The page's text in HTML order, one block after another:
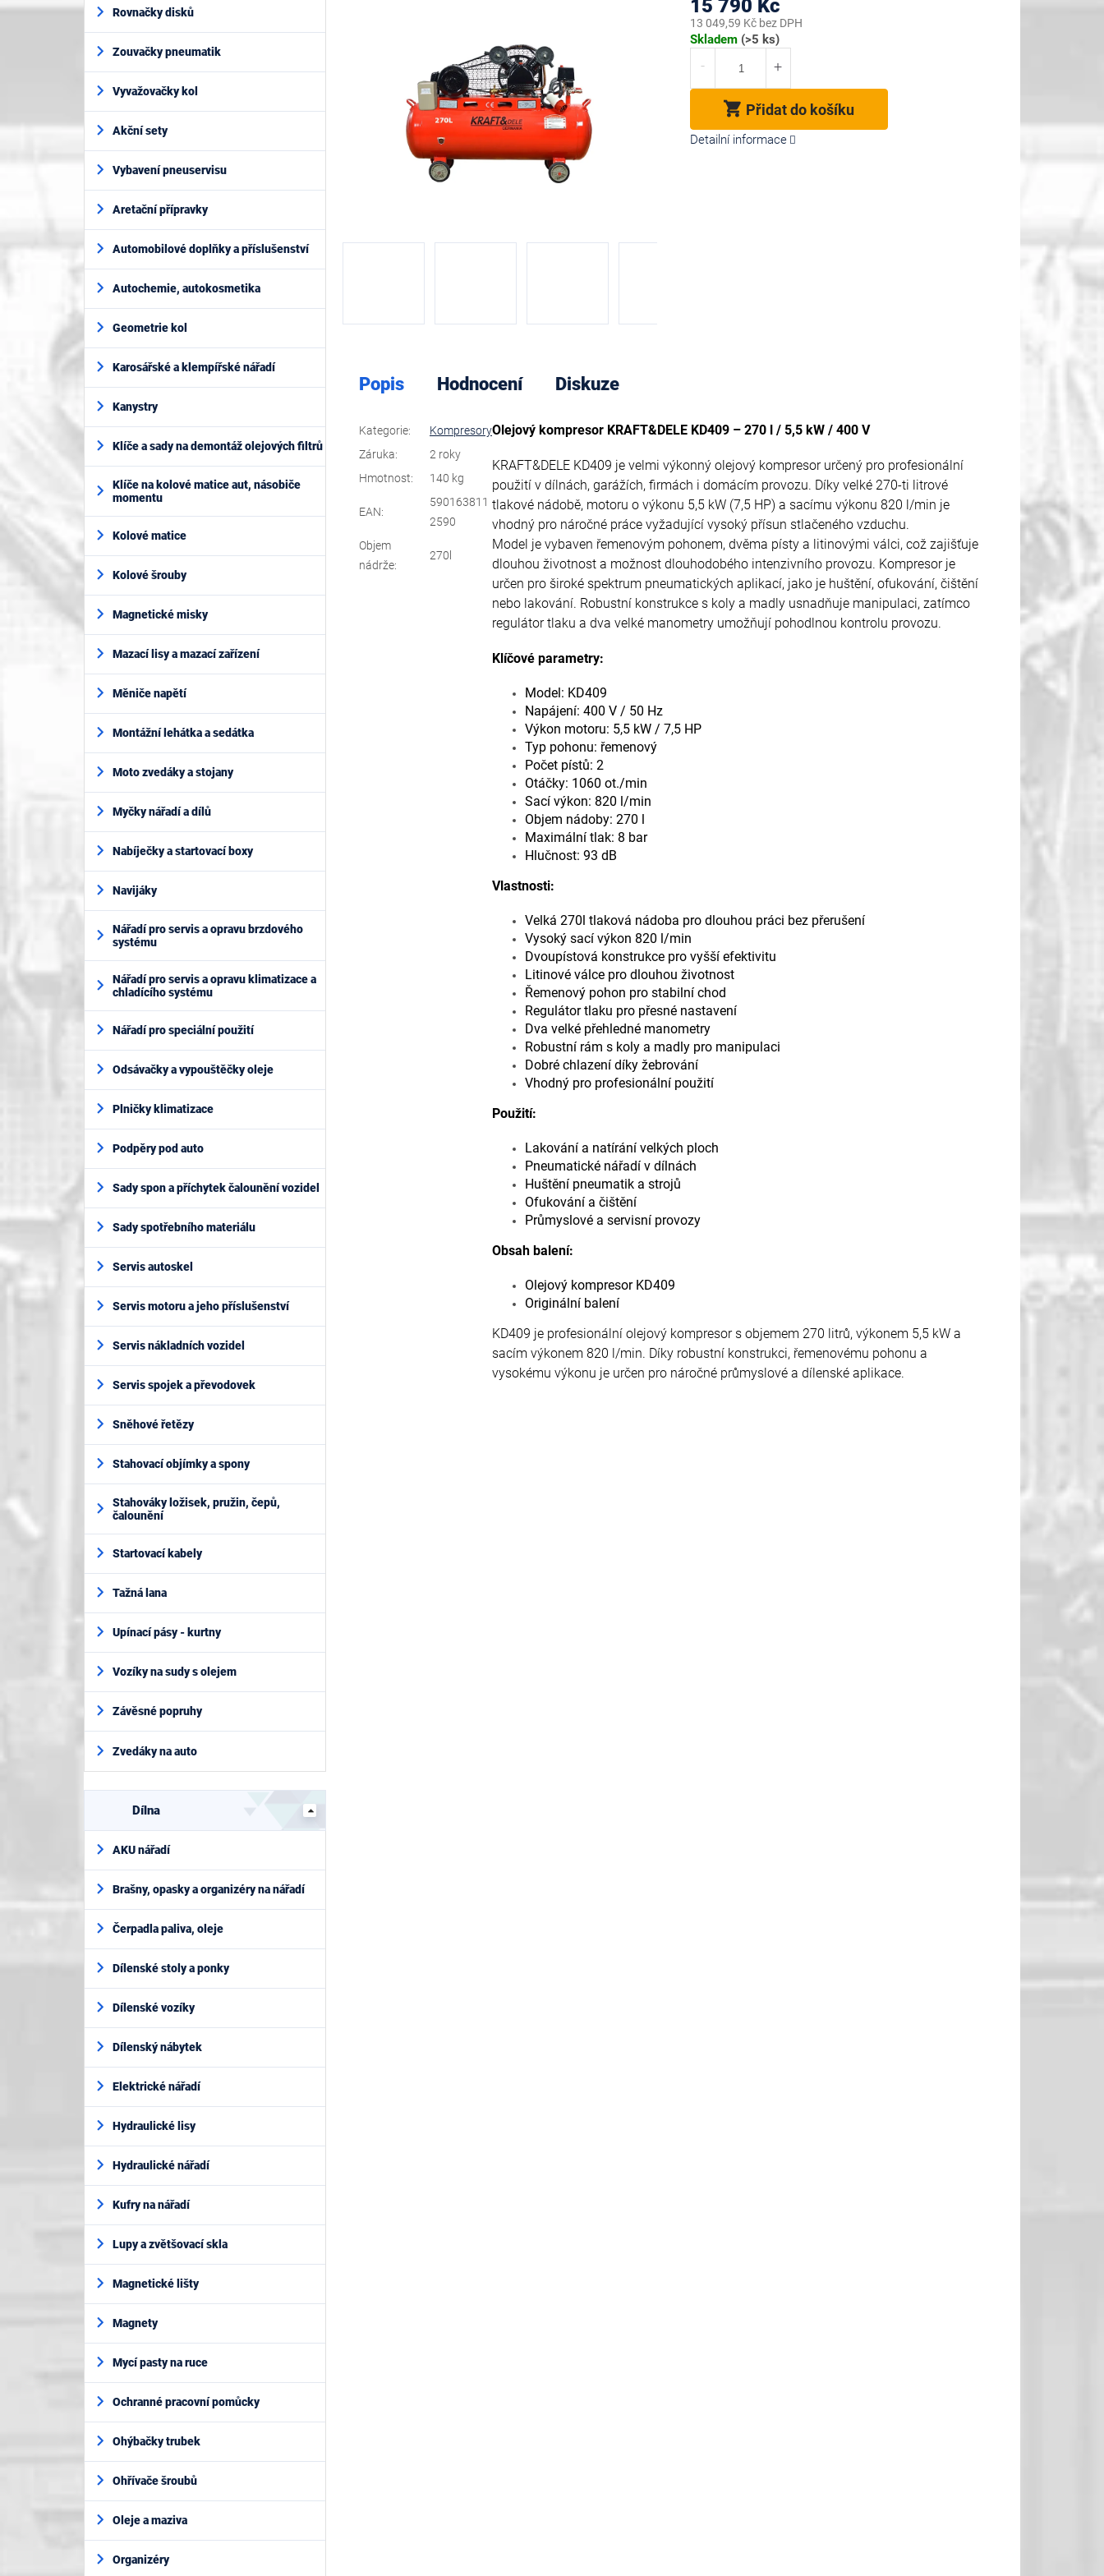
í
e
Rovnačky disků
Zouvačky pneumatik
Vyvažovačky kol
Akční sety
Vybavení pneuservisu
Aretační přípravky
Automobilové doplňky a příslušenství
Autochemie, autokosmetika
Geometrie kol
Karosářské a klempířské nářadí
Kanystry
Klíče a sady na demontáž olejových filtrů
Klíče na kolové matice aut, násobiče
momentu
Kolové matice
Kolové šrouby
Magnetické misky
Mazací lisy a mazací zařízení
Měniče napětí
Montážní lehátka a sedátka
Moto zvedáky a stojany
Myčky nářadí a dílů
Nabíječky a startovací boxy
Navijáky
Nářadí pro servis a opravu brzdového
systému
Nářadí pro servis a opravu klimatizace a
chladícího systému
Nářadí pro speciální použití
Odsávačky a vypouštěčky oleje
Plničky klimatizace
Podpěry pod auto
Sady spon a příchytek čalounění vozidel
Sady spotřebního materiálu
Servis autoskel
Servis motoru a jeho příslušenství
Servis nákladních vozidel
Servis spojek a převodovek
Sněhové řetězy
Stahovací objímky a spony
Stahováky ložisek, pružin, čepů,
čalounění
Startovací kabely
Tažná lana
Upínací pásy - kurtny
Vozíky na sudy s olejem
Závěsné popruhy
Zvedáky na auto
Dílna
AKU nářadí
Brašny, opasky a organizéry na nářadí
Čerpadla paliva, oleje
Dílenské stoly a ponky
Dílenské vozíky
Dílenský nábytek
Elektrické nářadí
Hydraulické lisy
Hydraulické nářadí
Kufry na nářadí
Lupy a zvětšovací skla
Magnetické lišty
Magnety
Mycí pasty na ruce
Ochranné pracovní pomůcky
Ohýbačky trubek
Ohřívače šroubů
Oleje a maziva
Organizéry
15 790 Kč
13 049,59 Kč bez DPH
Měrná
Skladem (>5 ks)
Přidat do košíku
Detailní informace
Popis Hodnocení Diskuze
Olejový kompresor KRAFT&DELE KD409 – 270 l / 5,5 kW / 400 V
KRAFT&DELE KD409 je velmi výkonný olejový kompresor určený pro profesionální
použití v dílnách, garážích, firmách i domácím provozu. Díky velké 270-ti litrové
tlakové nádobě, motoru o výkonu 5,5 kW (7,5 HP) a sacímu výkonu 820 l/min je
vhodný pro náročné práce vyžadující vysoký přísun stlačeného vzduchu.
Model je vybaven řemenovým pohonem, dvěma písty a litinovými válci, což zajišťuje
dlouhou životnost a možnost dlouhodobého intenzivního provozu. Kompresor je
určen pro široké spektrum pneumatických aplikací, jako je huštění, ofukování, čištění
nebo lakování. Robustní konstrukce s koly a madly usnadňuje manipulaci, zatímco
regulátor tlaku a dva velké manometry umožňují pohodlnou kontrolu provozu.
Klíčové parametry:
Model: KD409
Napájení: 400 V / 50 Hz
Výkon motoru: 5,5 kW / 7,5 HP
Typ pohonu: řemenový
Počet pístů: 2
Otáčky: 1060 ot./min
Sací výkon: 820 l/min
Objem nádoby: 270 l
Maximální tlak: 8 bar
Hlučnost: 93 dB
Vlastnosti:
Velká 270l tlaková nádoba pro dlouhou práci bez přerušení
Vysoký sací výkon 820 l/min
Dvoupístová konstrukce pro vyšší efektivitu
Litinové válce pro dlouhou životnost
Řemenový pohon pro stabilní chod
Regulátor tlaku pro přesné nastavení
Dva velké přehledné manometry
Robustní rám s koly a madly pro manipulaci
Dobré chlazení díky žebrování
Vhodný pro profesionální použití
Použití:
Lakování a natírání velkých ploch
Pneumatické nářadí v dílnách
Huštění pneumatik a strojů
Ofukování a čištění
Průmyslové a servisní provozy
Obsah balení:
Olejový kompresor KD409
Originální balení
KD409 je profesionální olejový kompresor s objemem 270 litrů, výkonem 5,5 kW a
sacím výkonem 820 l/min. Díky robustní konstrukci, řemenovému pohonu a
vysokému výkonu je určen pro náročné průmyslové a dílenské aplikace.
Kategorie:
Kompresory
Záruka:
2 roky
Hmotnost: 140 kg
EAN:
590163811
2590
Objem
nádrže:
270l